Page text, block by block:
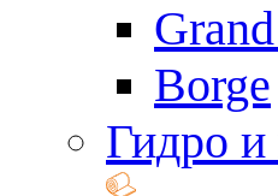
Borge
Гидро и